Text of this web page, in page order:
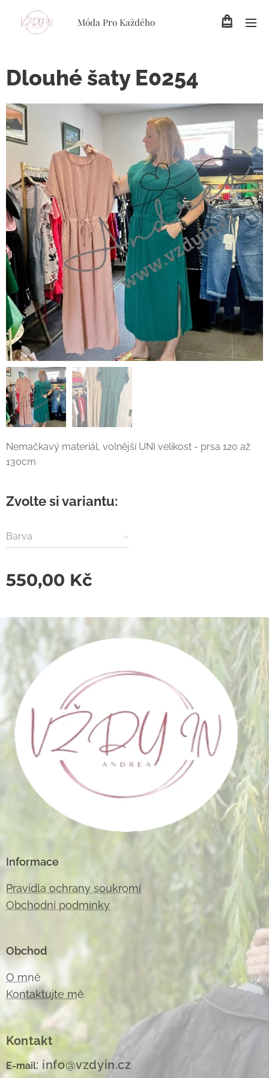
Móda Pro Každého
Dlouhé šaty E0254
Nemačkavý materiál, volnější UNI velikost - prsa 120 až
130cm
Zvolte si variantu:
Barva
550,00 Kč
Informace
Pravidla ochrany soukromí
Obchodní podmínky
Obchod
O mně
Kontaktujte mě
Kontakt
E-mail: info@vzdyin.cz